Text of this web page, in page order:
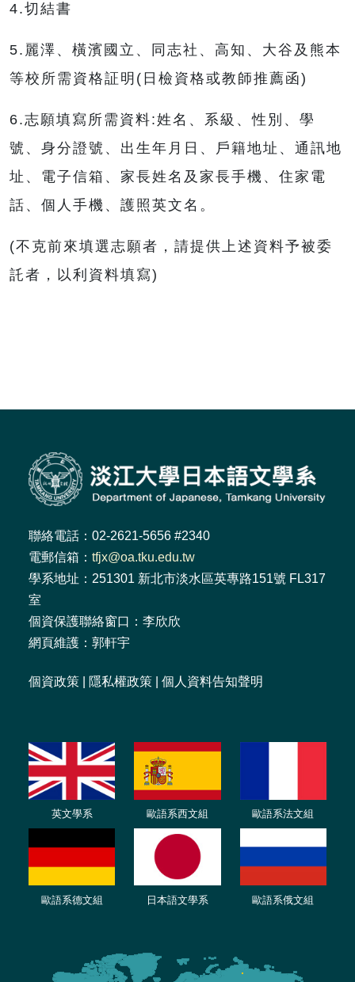
4.切結書
5.麗澤、橫濱國立、同志社、高知、大谷及熊本
等校所需資格証明(日檢資格或教師推薦函)
6.志願填寫所需資料:姓名、系級、性別、學
號、身分證號、出生年月日、戶籍地址、通訊地
址、電子信箱、家長姓名及家長手機、住家電
話、個人手機、護照英文名。
(不克前來填選志願者，請提供上述資料予被委
託者，以利資料填寫)
聯絡電話：02-2621-5656 #2340
電郵信箱： tfjx@oa.tku.edu.tw
學系地址：251301 新北市淡水區英專路151號 FL317
室
個資保護聯絡窗口：李欣欣
網頁維護：郭軒宇
個資政策 隱私權政策 個人資料告知聲明
英文學系 歐語系西文組 歐語系法文組
歐語系德文組 日本語文學系 歐語系俄文組